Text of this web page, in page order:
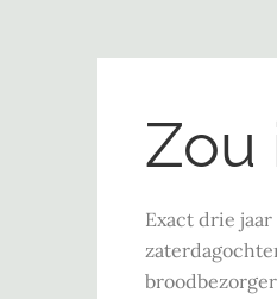
Zou
Exact drie